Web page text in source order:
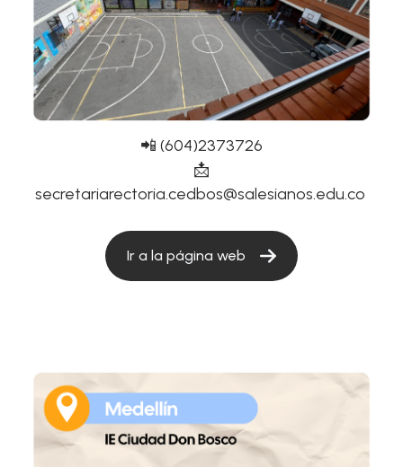
📲 (604)2373726
📩
secretariarectoria.cedbos@salesianos.edu.co
Ir a la página web